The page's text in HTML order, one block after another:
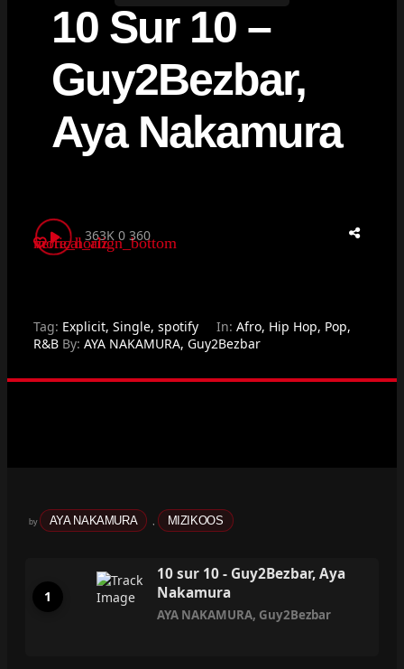
10 Sur 10 –
Guy2Bezbar,
Aya Nakamura
363K 0
vertical_align_bottom
360
more_horiz
Tag: Explicit, Single, spotify In: Afro, Hip Hop, Pop,
R&B By: AYA NAKAMURA, Guy2Bezbar
by AYA NAKAMURA MIZIKOOS
10 sur 10 - Guy2Bezbar, Aya
Nakamura
AYA NAKAMURA, Guy2Bezbar